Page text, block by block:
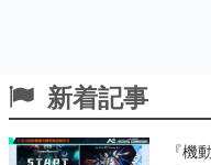
新着記事
『機